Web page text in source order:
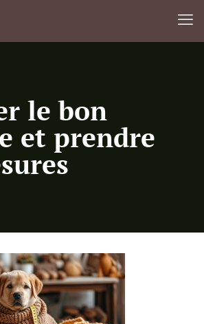
le bon
et prendre